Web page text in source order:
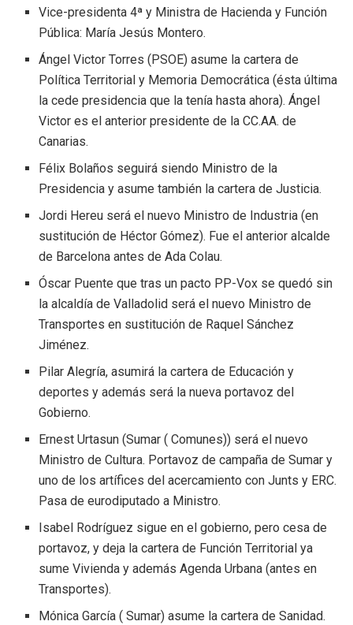
Vice-presidenta 4ª y Ministra de Hacienda y Función
Pública: María Jesús Montero.
Ángel Victor Torres (PSOE) asume la cartera de
Política Territorial y Memoria Democrática (ésta última
la cede presidencia que la tenía hasta ahora). Ángel
Victor es el anterior presidente de la CC.AA. de
Canarias.
Félix Bolaños seguirá siendo Ministro de la
Presidencia y asume también la cartera de Justicia.
Jordi Hereu será el nuevo Ministro de Industria (en
sustitución de Héctor Gómez). Fue el anterior alcalde
de Barcelona antes de Ada Colau.
Óscar Puente que tras un pacto PP-Vox se quedó sin
la alcaldía de Valladolid será el nuevo Ministro de
Transportes en sustitución de Raquel Sánchez
Jiménez.
Pilar Alegría, asumirá la cartera de Educación y
deportes y además será la nueva portavoz del
Gobierno.
Ernest Urtasun (Sumar ( Comunes)) será el nuevo
Ministro de Cultura. Portavoz de campaña de Sumar y
uno de los artífices del acercamiento con Junts y ERC.
Pasa de eurodiputado a Ministro.
Isabel Rodríguez sigue en el gobierno, pero cesa de
portavoz, y deja la cartera de Función Territorial ya
sume Vivienda y además Agenda Urbana (antes en
Transportes).
Mónica García ( Sumar) asume la cartera de Sanidad.